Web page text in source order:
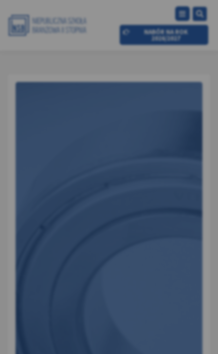
NABÓR NA ROK
2026/2027